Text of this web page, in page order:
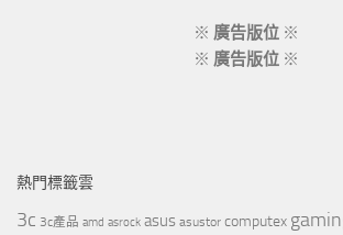
※ 廣告版位 ※
※ 廣告版位 ※
熱門標籤雲
3c 3c產品 amd asrock asus asustor computex